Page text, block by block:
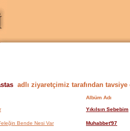
adlı ziyaretçimiz tarafından
Albüm Adı
Yıkılsın Sebebim
Bende Nesi Var Muhabbet'97